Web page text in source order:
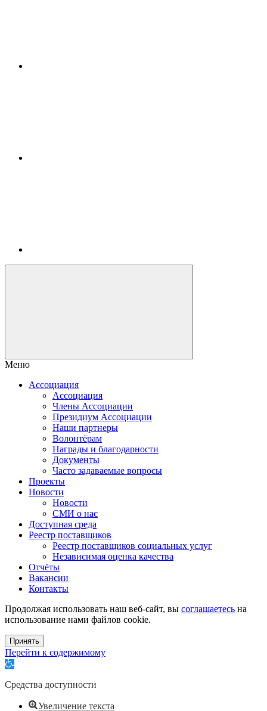
Меню
Ассоциация
Ассоциация
Члены Ассоциации
Президиум Ассоциации
Наши партнеры
Волонтёрам
Награды и благодарности
Документы
Часто задаваемые вопросы
Проекты
Новости
Новости
СМИ о нас
Доступная среда
Реестр поставщиков
Реестр поставщиков социальных услуг
Независимая оценка качества
Отчёты
Вакансии
Контакты
Продолжая использовать наш веб-сайт, вы соглашаетесь на
использование нами файлов cookie.
Принять
Перейти к содержимому
Открыть
инструментов
Средства доступности
Увеличение текста